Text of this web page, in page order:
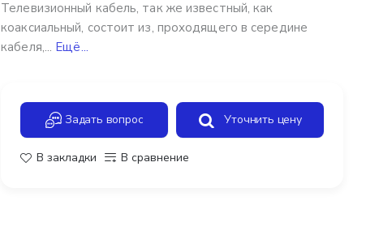
Телевизионный кабель, так же известный, как
коаксиальный, состоит из, проходящего в середине
кабеля,... Ещё...
Задать вопрос Уточнить цену
В закладки В сравнение